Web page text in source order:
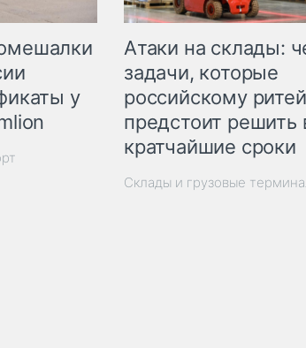
у
Атаки на склады:
задачи, которые
российскому
предстоит решить
кратчайшие сроки
Склады и грузовые